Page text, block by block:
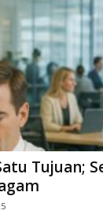
Tujuan;